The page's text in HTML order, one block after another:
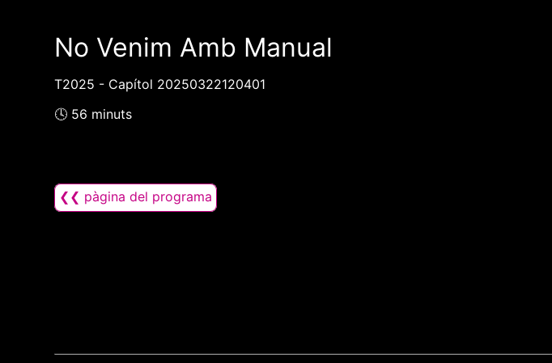
No Venim Amb Manual
T2025 - Capítol 20250322120401
🕓 56 minuts
❮❮ pàgina del programa